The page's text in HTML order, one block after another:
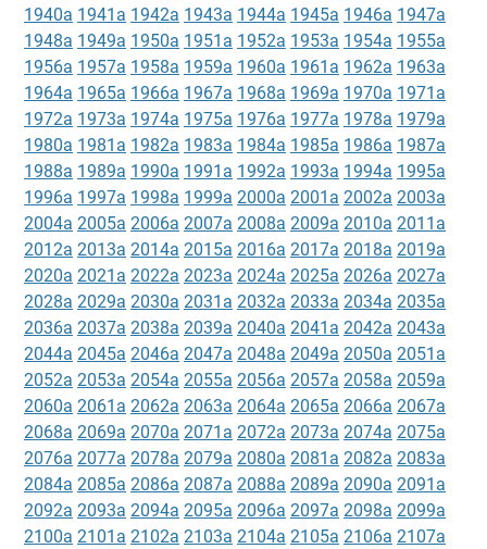
1940a 1941a 1942a 1943a 1944a 1945a 1946a 1947a
1948a 1949a 1950a 1951a 1952a 1953a 1954a 1955a
1956a 1957a 1958a 1959a 1960a 1961a 1962a 1963a
1964a 1965a 1966a 1967a 1968a 1969a 1970a 1971a
1972a 1973a 1974a 1975a 1976a 1977a 1978a 1979a
1980a 1981a 1982a 1983a 1984a 1985a 1986a 1987a
1988a 1989a 1990a 1991a 1992a 1993a 1994a 1995a
1996a 1997a 1998a 1999a 2000a 2001a 2002a 2003a
2004a 2005a 2006a 2007a 2008a 2009a 2010a 2011a
2012a 2013a 2014a 2015a 2016a 2017a 2018a 2019a
2020a 2021a 2022a 2023a 2024a 2025a 2026a 2027a
2028a 2029a 2030a 2031a 2032a 2033a 2034a 2035a
2036a 2037a 2038a 2039a 2040a 2041a 2042a 2043a
2044a 2045a 2046a 2047a 2048a 2049a 2050a 2051a
2052a 2053a 2054a 2055a 2056a 2057a 2058a 2059a
2060a 2061a 2062a 2063a 2064a 2065a 2066a 2067a
2068a 2069a 2070a 2071a 2072a 2073a 2074a 2075a
2076a 2077a 2078a 2079a 2080a 2081a 2082a 2083a
2084a 2085a 2086a 2087a 2088a 2089a 2090a 2091a
2092a 2093a 2094a 2095a 2096a 2097a 2098a 2099a
2100a 2101a 2102a 2103a 2104a 2105a 2106a 2107a